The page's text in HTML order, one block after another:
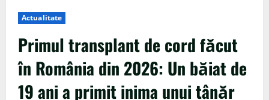
Actualitate
Primul transplant de cord făcut
în România din 2026: Un băiat de
19 ani a primit inima unui tânăr